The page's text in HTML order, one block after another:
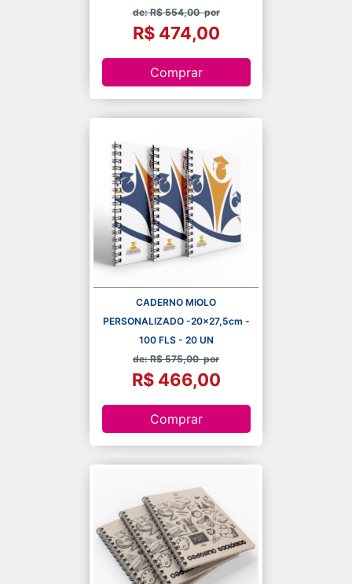
de: R$ 554,00por
R$ 474,00
Comprar
CADERNO MIOLO
PERSONALIZADO -20x27,5cm -
100 FLS - 20 UN
de: R$ 575,00por
R$ 466,00
Comprar